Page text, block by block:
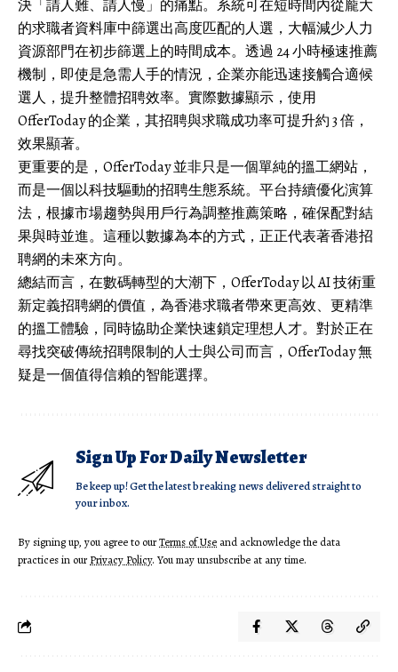
決「請人難、請人慢」的痛點。系統可在短時間內從龐大
的求職者資料庫中篩選出高度匹配的人選，大幅減少人力
資源部門在初步篩選上的時間成本。透過 24 小時極速推薦
機制，即使是急需人手的情況，企業亦能迅速接觸合適候
選人，提升整體招聘效率。實際數據顯示，使用
OfferToday 的企業，其招聘與求職成功率可提升約 3 倍，
效果顯著。
更重要的是，OfferToday 並非只是一個單純的搵工網站，
而是一個以科技驅動的招聘生態系統。平台持續優化演算
法，根據市場趨勢與用戶行為調整推薦策略，確保配對結
果與時並進。這種以數據為本的方式，正正代表著香港招
聘網的未來方向。
總結而言，在數碼轉型的大潮下，OfferToday 以 AI 技術重
新定義招聘網的價值，為香港求職者帶來更高效、更精準
的搵工體驗，同時協助企業快速鎖定理想人才。對於正在
尋找突破傳統招聘限制的人士與公司而言，OfferToday 無
疑是一個值得信賴的智能選擇。
Sign Up For Daily Newsletter
Be keep up! Get the latest breaking news delivered straight to
your inbox.
By signing up, you agree to ourTerms of Use and acknowledge the data
practices in ourPrivacy Policy. You may unsubscribe at any time.